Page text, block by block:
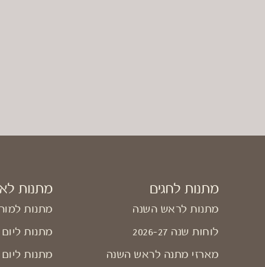
מתנות לחגים
מתנות לראש השנה
לוחות שנה 2026-27
מארזי מתנה לראש השנה
מתנות
מתנות
מתנות
מתנות